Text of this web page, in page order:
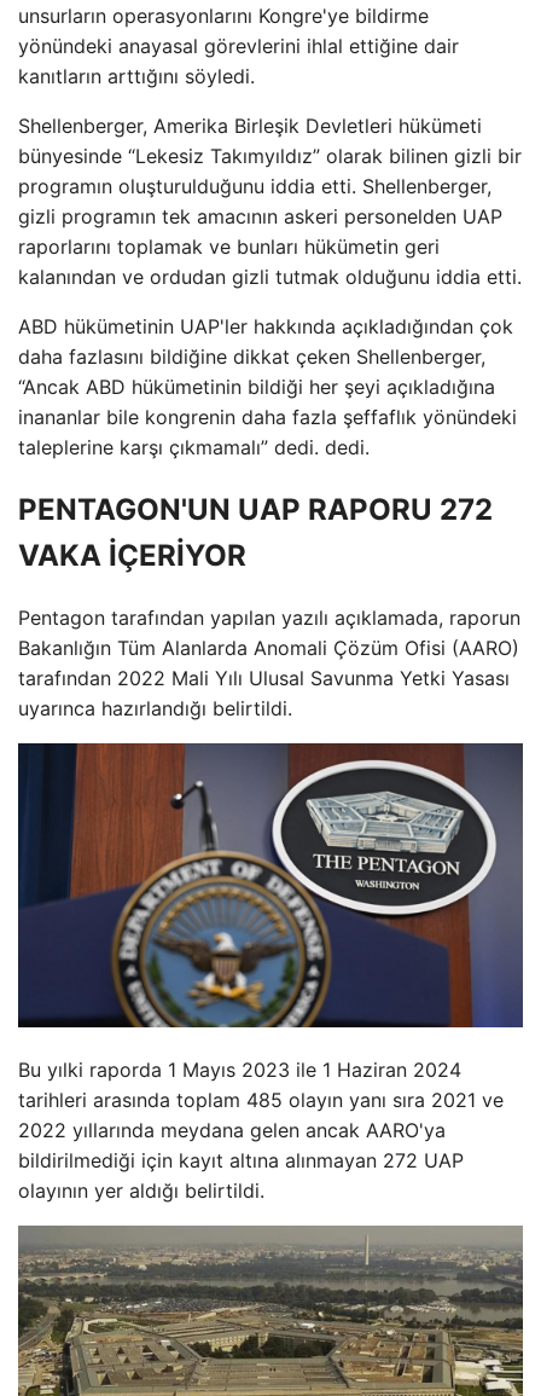
unsurların operasyonlarını Kongre'ye bildirme
yönündeki anayasal görevlerini ihlal ettiğine dair
kanıtların arttığını söyledi.
Shellenberger, Amerika Birleşik Devletleri hükümeti
bünyesinde “Lekesiz Takımyıldız” olarak bilinen gizli bir
programın oluşturulduğunu iddia etti. Shellenberger,
gizli programın tek amacının askeri personelden UAP
raporlarını toplamak ve bunları hükümetin geri
kalanından ve ordudan gizli tutmak olduğunu iddia etti.
ABD hükümetinin UAP'ler hakkında açıkladığından çok
daha fazlasını bildiğine dikkat çeken Shellenberger,
“Ancak ABD hükümetinin bildiği her şeyi açıkladığına
inananlar bile kongrenin daha fazla şeffaflık yönündeki
taleplerine karşı çıkmamalı” dedi. dedi.
PENTAGON'UN UAP RAPORU 272
VAKA İÇERİYOR
Pentagon tarafından yapılan yazılı açıklamada, raporun
Bakanlığın Tüm Alanlarda Anomali Çözüm Ofisi (AARO)
tarafından 2022 Mali Yılı Ulusal Savunma Yetki Yasası
uyarınca hazırlandığı belirtildi.
Bu yılki raporda 1 Mayıs 2023 ile 1 Haziran 2024
tarihleri ​​arasında toplam 485 olayın yanı sıra 2021 ve
2022 yıllarında meydana gelen ancak AARO'ya
bildirilmediği için kayıt altına alınmayan 272 UAP
olayının yer aldığı belirtildi.